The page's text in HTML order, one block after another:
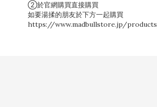
②於官網購買直接購買
如要湯揉的朋友於下方一起購買
https://www.madbullstore.jp/